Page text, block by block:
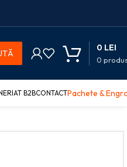
0
0 LEI
B2BCONTACTPachete &